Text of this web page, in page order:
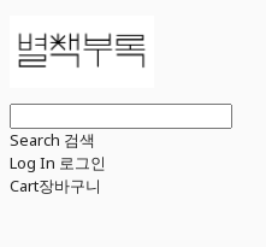
Search 검색
Log In 로그인
Cart장바구니